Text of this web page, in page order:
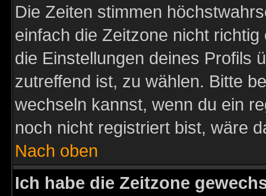
Die Zeiten stimmen
einfach die Zeitzone nicht
die Einstellungen deines Profils
zutreffend ist, zu wählen. Bitte
wechseln kannst, wenn du ein
noch nicht registriert bist, wäre
Nach oben
Ich habe die Zeitzone